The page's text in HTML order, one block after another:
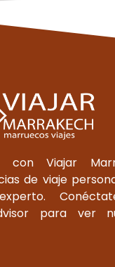
con Viajar
de viaje
para ver